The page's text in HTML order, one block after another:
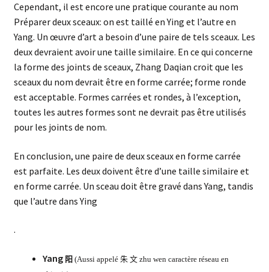
Cependant, il est encore une pratique courante au nom
Préparer deux sceaux: on est taillé en Ying et l’autre en
Yang. Un œuvre d’art a besoin d’une paire de tels sceaux. Les
deux devraient avoir une taille similaire. En ce qui concerne
la forme des joints de sceaux, Zhang Daqian croit que les
sceaux du nom devrait être en forme carrée; forme ronde
est acceptable. Formes carrées et rondes, à l’exception,
toutes les autres formes sont ne devrait pas être utilisés
pour les joints de nom.
En conclusion, une paire de deux sceaux en forme carrée
est parfaite. Les deux doivent être d’une taille similaire et
en forme carrée. Un sceau doit être gravé dans Yang, tandis
que l’autre dans Ying
.
Yang 阳 (Aussi appelé 朱 文 zhu wen caractère réseau en